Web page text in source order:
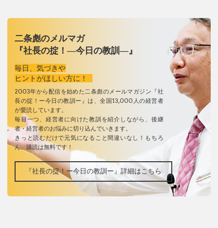
二条彪のメルマガ
『社長の掟！―今日の教訓―』
毎日、気づきや
ヒントがほしい方に！
2003年から配信を始めた二条彪のメールマガジン『社
長の掟！ー今日の教訓ー』は、全国13,000人の経営者
が愛読しています。
毎日一つ、経営者に向けた教訓を紹介しながら、後継
者・経営者のお悩みに切り込んでいきます。
きっと読むだけで元気になること間違いなし！もちろ
ん、購読は無料です！
『社長の掟！ー今日の教訓ー』詳細はこちら